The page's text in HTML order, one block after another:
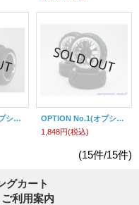
OPTION No.1(オプションNo.1)/NO-TY03/10スポークホイール/ラジアルタイヤ接着済み（インナー付き）4個入
OPTION No.1(オプションNo.1)/NO-TY04/メッシュホイール/ラリーブロックタイヤ接着済み（インナー付き）4個入
1,848円(税込)
(15件/15件)
グカート
ご利用案内